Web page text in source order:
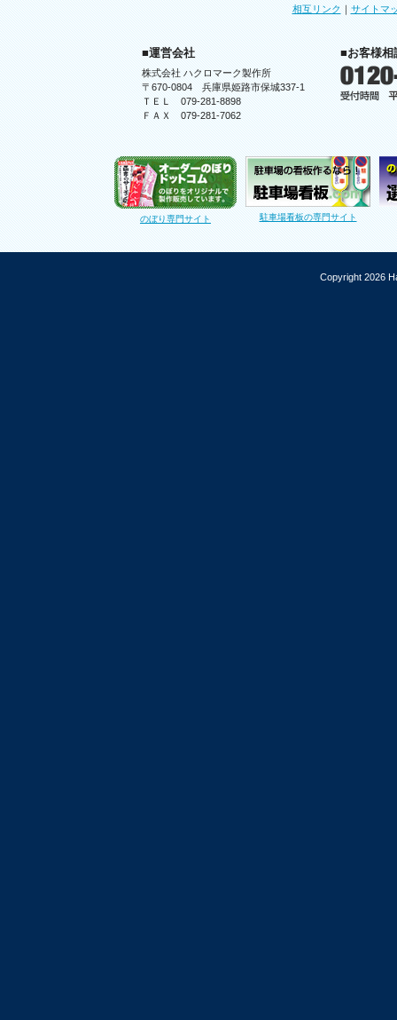
相互リンク ｜ サイトマ
■運営会社
株式会社 ハクロマーク製作所
〒670-0804 兵庫県姫路市保城337-1
ＴＥＬ 079-281-8898
ＦＡＸ 079-281-7062
■お客様相
のぼり専門サイト 駐車場看板の専門サイト
Copyright 2026